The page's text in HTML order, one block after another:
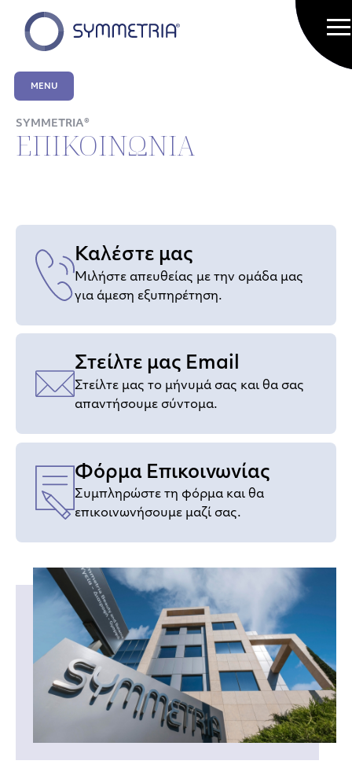
MENU
SYMMETRIA®
ΕΠΙΚΟΙΝΩΝΙΑ
Καλέστε μας
Μιλήστε απευθείας με την ομάδα μας
για άμεση εξυπηρέτηση.
Στείλτε μας Email
Στείλτε μας το μήνυμά σας και θα σας
απαντήσουμε σύντομα.
Φόρμα Επικοινωνίας
Συμπληρώστε τη φόρμα και θα
επικοινωνήσουμε μαζί σας.